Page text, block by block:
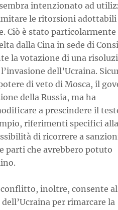
intenzionato ad
le ritorsioni adottabili
Ciò è stato particolarmente
dalla Cina in sede di
la votazione di una
dell’Ucraina.
di veto di Mosca, il
della Russia, ma ha
a prescindere il
riferimenti specifici alla
di ricorrere a
parti che avrebbero potuto
inoltre, consente al
per rimarcare la